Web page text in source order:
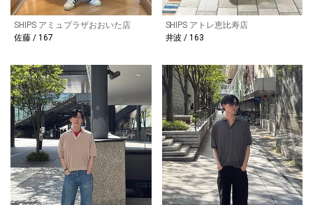
SHIPS アミュプラザおおいた店
佐藤 / 167
SHIPS アトレ恵比寿店
井波 / 163